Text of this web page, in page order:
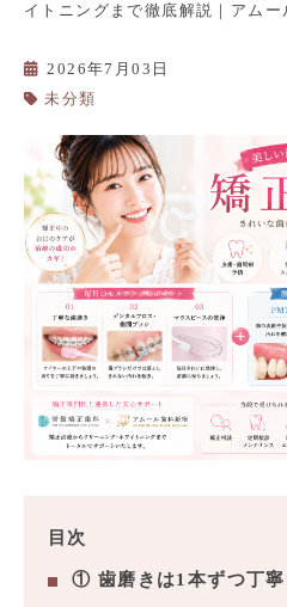
イトニングまで徹底解説｜アムー
2026年7月03日
未分類
目次
① 歯磨きは1本ずつ丁寧